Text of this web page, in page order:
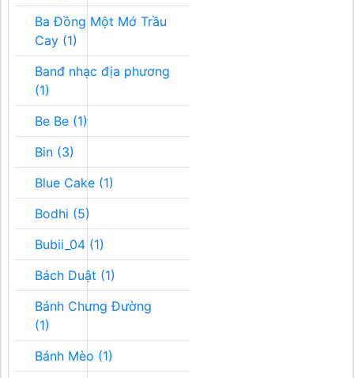
Ba Đồng Một Mớ Trầu
Cay (1)
Banđ nhạc địa phương
(1)
Be Be (1)
Bin (3)
Blue Cake (1)
Bodhi (5)
Bubii_04 (1)
Bách Duật (1)
Bánh Chưng Đường
(1)
Bánh Mèo (1)